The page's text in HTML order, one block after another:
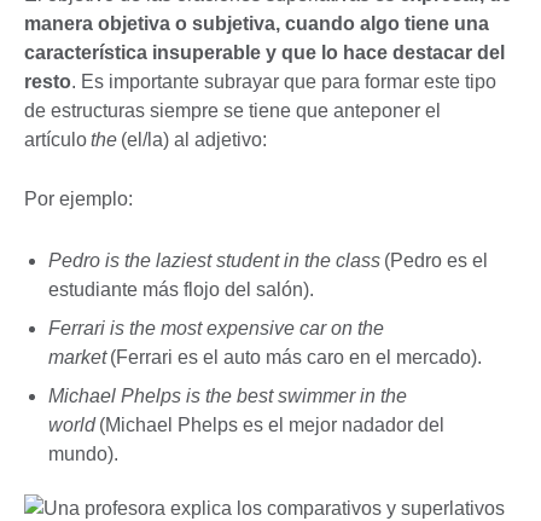
manera objetiva o subjetiva, cuando algo tiene una
característica insuperable y que lo hace destacar del
resto. Es importante subrayar que para formar este tipo
de estructuras siempre se tiene que anteponer el
artículothe (el/la) al adjetivo:
Por ejemplo:
Pedro is the laziest student in the class (Pedro es el
estudiante más flojo del salón).
Ferrari is the most expensive car on the
market(Ferrari es el auto más caro en el mercado).
Michael Phelps is the best swimmer in the
world(Michael Phelps es el mejor nadador del
mundo).